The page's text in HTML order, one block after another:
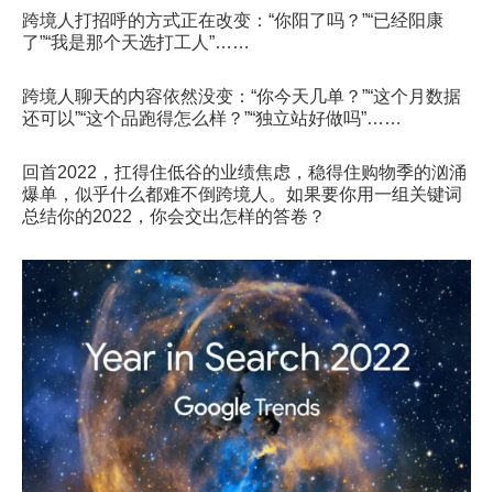
跨境人打招呼的方式正在改变：“你阳了吗？”“已经阳康
了”“我是那个天选打工人”……
跨境人聊天的内容依然没变：“你今天几单？”“这个月数据
还可以”“这个品跑得怎么样？”“独立站好做吗”……
回首2022，扛得住低谷的业绩焦虑，稳得住购物季的汹涌
爆单，似乎什么都难不倒跨境人。如果要你用一组关键词
总结你的2022，你会交出怎样的答卷？